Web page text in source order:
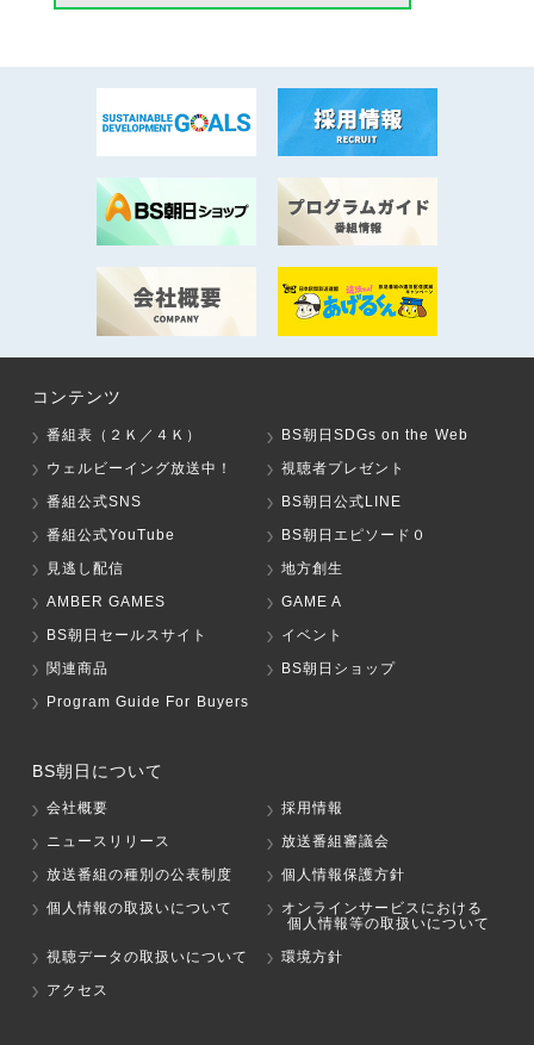
コンテンツ
番組表（２Ｋ／４Ｋ）
BS朝日SDGs on the Web
ウェルビーイング放送中！
視聴者プレゼント
番組公式SNS
BS朝日公式LINE
番組公式YouTube
BS朝日エピソード０
見逃し配信
地方創生
AMBER GAMES
GAME A
BS朝日セールスサイト
イベント
関連商品
BS朝日ショップ
Program Guide For Buyers
BS朝日について
会社概要
採用情報
ニュースリリース
放送番組審議会
放送番組の種別の公表制度
個人情報保護方針
個人情報の取扱いについて
オンラインサービスにおける
個人情報等の取扱いについて
視聴データの取扱いについて
環境方針
アクセス